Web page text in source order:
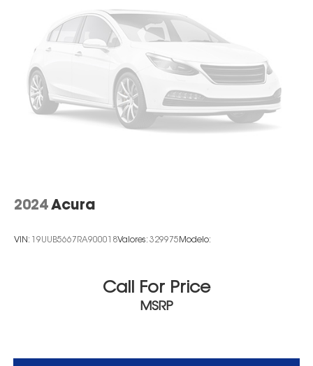
2024 Acura
VIN: 19UUB5667RA900018Valores: 329975 Modelo:
Call For Price
MSRP